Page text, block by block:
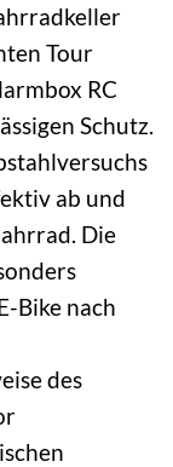
Tour
RC
Schutz.
ab und
Die
Bike nach
des